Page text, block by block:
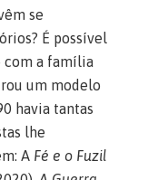
se
É possível
com a família
um modelo
havia tantas
lhe
A Fé e o Fuzil